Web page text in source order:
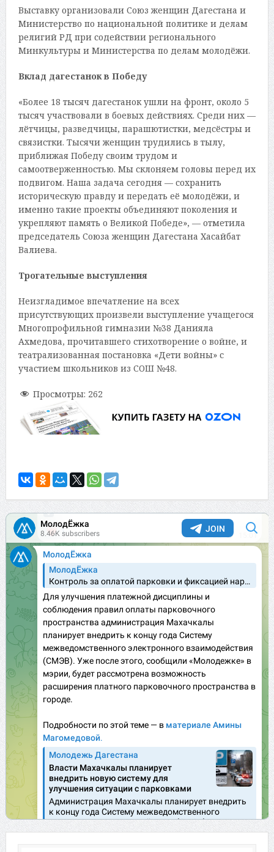
Выставку организовали Союз женщин Дагестана и
Министерство по национальной политике и делам
религий РД при содействии регионального
Минкультуры и Министерства по делам молодёжи.
Вклад дагестанок в Победу
«Более 18 тысяч дагестанок ушли на фронт, около 5
тысяч участвовали в боевых действиях. Среди них —
лётчицы, разведчицы, парашютистки, медсёстры и
связистки. Тысячи женщин трудились в тылу,
приближая Победу своим трудом и
самоотверженностью. Мы склоняем головы перед их
подвигом. Наша задача сегодня — сохранить
историческую правду и передать её молодёжи, и
именно такие проекты объединяют поколения и
укрепляют память о Великой Победе», — отметила
председатель Союза женщин Дагестана Хасайбат
Валиева.
Трогательные выступления
Неизгладимое впечатление на всех
присутствующих произвели выступление учащегося
Многопрофильной гимназии №38 Данияла
Ахмедова, прочитавшего стихотворение о войне, и
театрализованная постановка «Дети войны» с
участием школьников из СОШ №48.
Просмотры: 262